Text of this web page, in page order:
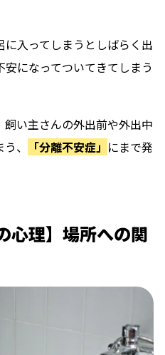
入ってしまうとしばらく出
になってついてきてしまう
い主さんの外出前や外出中
、
「分離不安症」 にまで発
心理】場所への関